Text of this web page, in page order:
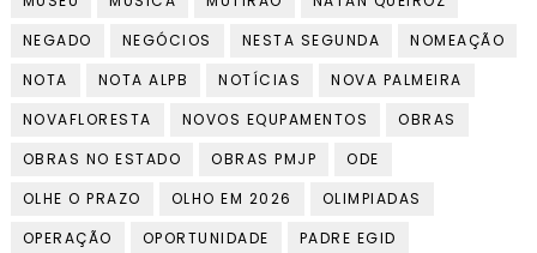
NEGADO
NEGÓCIOS NESTA SEGUNDA
NOMEAÇÃO
NOTA
NOTA ALPB NOTÍCIAS
NOVA PALMEIRA
NOVAFLORESTA
NOVOS EQUPAMENTOS
OBRAS
OBRAS NO ESTADO
OBRAS PMJP
ODE
OLHE O PRAZO
OLHO EM 2026
OLIMPIADAS
OPERAÇÃO
OPORTUNIDADE
PADRE EGID